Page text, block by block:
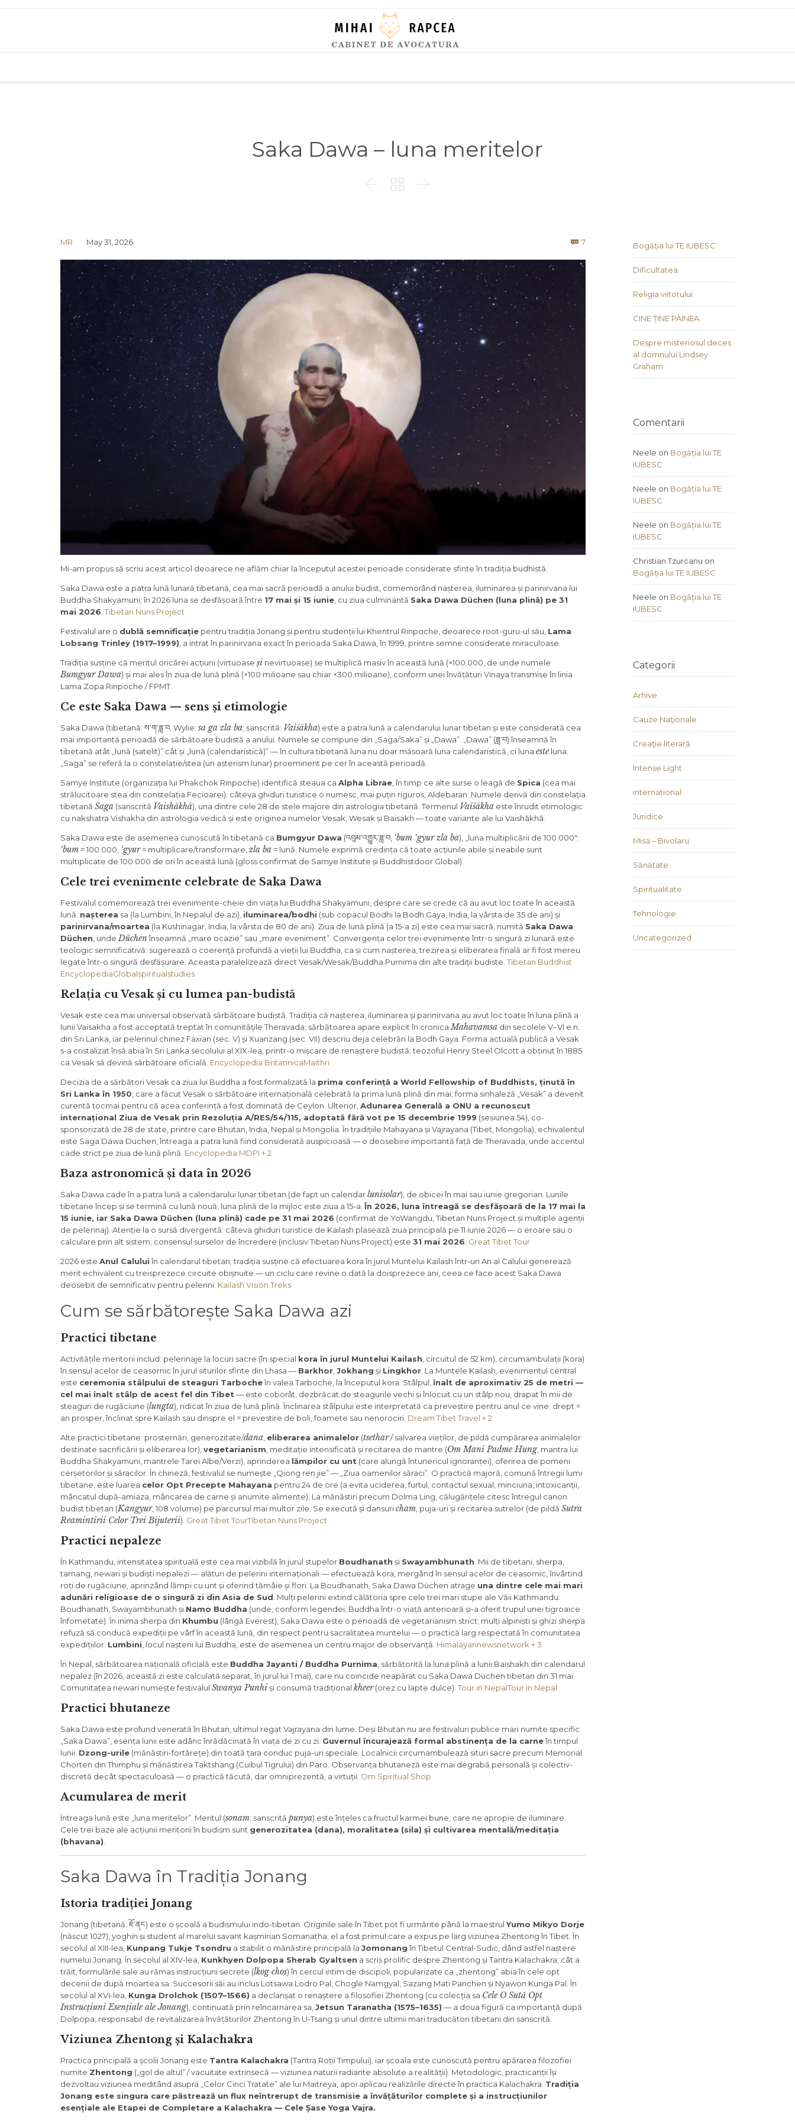
content
Saka Dawa – luna meritelor
  
MR May 31, 2026  7Comments
Mi-am propus să scriu acest articol deoarece ne aflăm chiar la începutul acestei perioade considerate sfinte în tradiția budhistă.
Saka Dawa este a patra lună lunară tibetană, cea mai sacră perioadă a anului budist, comemorând nașterea, iluminarea și parinirvana lui
Buddha Shakyamuni; în 2026 luna se desfășoară între 17 mai și 15 iunie, cu ziua culminantă Saka Dawa Düchen (luna plină) pe 31
mai 2026.Tibetan Nuns Project
Festivalul are o dublă semnificație pentru tradiția Jonang și pentru studenții lui Khentrul Rinpoche, deoarece root-guru-ul său, Lama
Lobsang Trinley (1917–1999), a intrat în parinirvana exact în perioada Saka Dawa, în 1999, printre semne considerate miraculoase.
Tradiția susține că meritul oricărei acțiuni (virtuoase și nevirtuoase) se multiplică masiv în această lună (×100.000, de unde numele
Bumgyur Dawa) și mai ales în ziua de lună plină (×100 milioane sau chiar ×300 milioane), conform unei învățături Vinaya transmise în linia
Lama Zopa Rinpoche / FPMT.
Ce este Saka Dawa — sens și etimologie
Saka Dawa (tibetană: ས་ག་ཟླ་བ, Wylie: sa ga zla ba; sanscrită: Vaiśākha) este a patra lună a calendarului lunar tibetan și este considerată cea
mai importantă perioadă de sărbătoare budistă a anului. Numele se compune din „Saga/Saka” și „Dawa”. „Dawa” (ཟླ་བ) înseamnă în
tibetană atât „lună (satelit)” cât și „lună (calendaristică)” — în cultura tibetană luna nu doar măsoară luna calendaristică, ci luna esteluna.
„Saga” se referă la o constelație/stea (un asterism lunar) proeminent pe cer în această perioadă.
Samye Institute (organizația lui Phakchok Rinpoche) identifică steaua ca Alpha Librae, în timp ce alte surse o leagă de Spica (cea mai
strălucitoare stea din constelația Fecioarei); câteva ghiduri turistice o numesc, mai puțin riguros, Aldebaran. Numele derivă din constelația
tibetană Saga (sanscrită Vaishākhā), una dintre cele 28 de stele majore din astrologia tibetană. Termenul Vaiśākha este înrudit etimologic
cu nakshatra Vishakha din astrologia vedică și este originea numelor Vesak, Wesak și Baisakh — toate variante ale lui Vaishākhā.
Saka Dawa este de asemenea cunoscută în tibetană ca Bumgyur Dawa (འབུམ་འགྱུར་ཟླ་བ, ‘bum ‘gyur zla ba), „luna multiplicării de 100.000″:
‘bum = 100.000, ‘gyur= multiplicare/transformare,zla ba = lună. Numele exprimă credința că toate acțiunile abile și neabile sunt
multiplicate de 100.000 de ori în această lună (gloss confirmat de Samye Institute și Buddhistdoor Global).
Cele trei evenimente celebrate de Saka Dawa
Festivalul comemorează trei evenimente-cheie din viața lui Buddha Shakyamuni, despre care se crede că au avut loc toate în această
lună: nașterea sa (la Lumbini, în Nepalul de azi), iluminarea/bodhi (sub copacul Bodhi la Bodh Gaya, India, la vârsta de 35 de ani) și
parinirvana/moartea (la Kushinagar, India, la vârsta de 80 de ani). Ziua de lună plină (a 15-a zi) este cea mai sacră, numită Saka Dawa
Düchen, undeDüchen înseamnă „mare ocazie” sau „mare eveniment”. Convergența celor trei evenimente într-o singură zi lunară este
teologic semnificativă: sugerează o coerență profundă a vieții lui Buddha, ca și cum nașterea, trezirea și eliberarea finală ar fi fost mereu
legate într-o singură desfășurare. Aceasta paralelizează direct Vesak/Wesak/Buddha Purnima din alte tradiții budiste.Tibetan Buddhist
EncyclopediaGlobalspiritualstudies
Relația cu Vesak și cu lumea pan-budistă
Vesak este cea mai universal observată sărbătoare budistă. Tradiția că nașterea, iluminarea și parinirvana au avut loc toate în luna plină a
lunii Vaisakha a fost acceptată treptat în comunitățile Theravada; sărbătoarea apare explicit în cronicaMahavamsa din secolele V–VI e.n.
din Sri Lanka, iar pelerinul chinez Faxian (sec. V) și Xuanzang (sec. VII) descriu deja celebrări la Bodh Gaya. Forma actuală publică a Vesak
s-a cristalizat însă abia în Sri Lanka secolului al XIX-lea, printr-o mișcare de renaștere budistă; teozoful Henry Steel Olcott a obținut în 1885
ca Vesak să devină sărbătoare oficială. Encyclopedia BritannicaMaithri
Decizia de a sărbători Vesak ca ziua lui Buddha a fost formalizată la prima conferință a World Fellowship of Buddhists, ținută în
Sri Lanka în 1950, care a făcut Vesak o sărbătoare internațională celebrată la prima lună plină din mai; forma sinhaleză „Vesak” a devenit
curentă tocmai pentru că acea conferință a fost dominată de Ceylon. Ulterior,Adunarea Generală a ONU a recunoscut
internațional Ziua de Vesak prin Rezoluția A/RES/54/115, adoptată fără vot pe 15 decembrie 1999 (sesiunea 54), co-
sponsorizată de 28 de state, printre care Bhutan, India, Nepal și Mongolia. În tradițiile Mahayana și Vajrayana (Tibet, Mongolia), echivalentul
este Saga Dawa Düchen, întreaga a patra lună fiind considerată auspicioasă — o deosebire importantă față de Theravada, unde accentul
cade strict pe ziua de lună plină. Encyclopedia MDPI + 2
Baza astronomică și data în 2026
Saka Dawa cade în a patra lună a calendarului lunar tibetan (de fapt un calendarlunisolar), de obicei în mai sau iunie gregorian. Lunile
tibetane încep și se termină cu lună nouă; luna plină de la mijloc este ziua a 15-a.În 2026, luna întreagă se desfășoară de la 17 mai la
15 iunie, iar Saka Dawa Düchen (luna plină) cade pe 31 mai 2026 (confirmat de YoWangdu, Tibetan Nuns Project și multiple agenții
de pelerinaj). Atenție la o sursă divergentă: câteva ghiduri turistice de Kailash plasează ziua principală pe 11 iunie 2026 — o eroare sau o
calculare prin alt sistem; consensul surselor de încredere (inclusiv Tibetan Nuns Project) este 31 mai 2026. Great Tibet Tour
2026 este Anul Calului în calendarul tibetan; tradiția susține că efectuarea kora în jurul Muntelui Kailash într-un An al Calului generează
merit echivalent cu treisprezece circuite obișnuite — un ciclu care revine o dată la doisprezece ani, ceea ce face acest Saka Dawa
deosebit de semnificativ pentru pelerini. Kailash Vision Treks
Cum se sărbătorește Saka Dawa azi
Practici tibetane
Activitățile meritorii includ: pelerinaje la locuri sacre (în special kora în jurul Muntelui Kailash , circuitul de 52 km), circumambulații (kora)
în sensul acelor de ceasornic în jurul siturilor sfinte din Lhasa — Barkhor Jokhang și Lingkhor . La Muntele Kailash, evenimentul central
este ceremonia stâlpului de steaguri Tarbocheîn valea Tarboche, la începutul kora. Stâlpul, înalt de aproximativ 25 de metri —
cel mai înalt stâlp de acest fel din Tibet — este coborât, dezbrăcat de steagurile vechi și înlocuit cu un stâlp nou, drapat în mii de
steaguri de rugăciune (lungta), ridicat în ziua de lună plină. Înclinarea stâlpului este interpretată ca prevestire pentru anul ce vine: drept =
an prosper, înclinat spre Kailash sau dinspre el = prevestire de boli, foamete sau nenorociri. Dream Tibet Travel + 2
Alte practici tibetane: prosternări, generozitate/dana eliberarea animalelor (tsethar/ salvarea vieților, de pildă cumpărarea animalelor
destinate sacrificării și eliberarea lor), vegetarianism , meditație intensificată și recitarea de mantre (Om Mani Padme Hung, mantra lui
Buddha Shakyamuni, mantrele Tarei Albe/Verzi), aprinderea lămpilor cu unt (care alungă întunericul ignoranței), oferirea de pomeni
cerșetorilor și săracilor. În chineză, festivalul se numește „Qiong ren jie” — „Ziua oamenilor săraci”. O practică majoră, comună întregii lumi
tibetane, este luarea celor Opt Precepte Mahayana pentru 24 de ore (a evita uciderea, furtul, contactul sexual, minciuna, intoxicanții,
mâncatul după-amiaza, mâncarea de carne și anumite alimente). La mănăstiri precum Dolma Ling, călugărițele citesc întregul canon
budist tibetan (Kangyur, 108 volume) pe parcursul mai multor zile. Se execută și dansuricham , puja-uri și recitarea sutrelor (de pildă Sutra
Reamintirii Celor Trei Bijuterii). Great Tibet TourTibetan Nuns Project
Practici nepaleze
În Kathmandu, intensitatea spirituală este cea mai vizibilă în jurul stupelor Boudhanath și Swayambhunath . Mii de tibetani, sherpa,
tamang, newari și budiști nepalezi — alături de pelerini internaționali — efectuează kora, mergând în sensul acelor de ceasornic, învârtind
roți de rugăciune, aprinzând lămpi cu unt și oferind tămâie și flori. La Boudhanath, Saka Dawa Düchen atrage una dintre cele mai mari
adunări religioase de o singură zi din Asia de Sud . Mulți pelerini extind călătoria spre cele trei mari stupe ale Văii Kathmandu:
Boudhanath, Swayambhunath și Namo Buddha (unde, conform legendei, Buddha într-o viață anterioară și-a oferit trupul unei tigroaice
înfometate). În inima sherpa din Khumbu (lângă Everest), Saka Dawa este o perioadă de vegetarianism strict; mulți alpiniști și ghizi sherpa
refuză să conducă expediții pe vârf în această lună, din respect pentru sacralitatea muntelui — o practică larg respectată în comunitatea
expedițiilor. Lumbini , locul nașterii lui Buddha, este de asemenea un centru major de observanță. Himalayannewsnetwork + 3
În Nepal, sărbătoarea națională oficială este Buddha Jayanti / Buddha Purnima , sărbătorită la luna plină a lunii Baishakh din calendarul
nepalez (în 2026, această zi este calculată separat, în jurul lui 1 mai), care nu coincide neapărat cu Saka Dawa Düchen tibetan din 31 mai.
Comunitatea newari numește festivalul Swanya Punhiși consumă tradițional kheer(orez cu lapte dulce).Tour in NepalTour in Nepal
Practici bhutaneze
Saka Dawa este profund venerată în Bhutan, ultimul regat Vajrayana din lume. Deși Bhutan nu are festivaluri publice mari numite specific
„Saka Dawa”, esența lunii este adânc înrădăcinată în viața de zi cu zi. Guvernul încurajează formal abstinența de la carneîn timpul
lunii. Dzong-urile (mănăstiri-fortărețe) din toată țara conduc puja-uri speciale. Localnicii circumambulează situri sacre precum Memorial
Chorten din Thimphu și mănăstirea Taktshang (Cuibul Tigrului) din Paro. Observanța bhutaneză este mai degrabă personală și colectiv-
discretă decât spectaculoasă — o practică tăcută, dar omniprezentă, a virtuții. Om Spiritual Shop
Acumularea de merit
Întreaga lună este „luna meritelor”. Meritul (sonam; sanscrită punya) este înțeles ca fructul karmei bune, care ne apropie de iluminare.
Cele trei baze ale acțiunii meritorii în budism sunt generozitatea (dana), moralitatea (sila) și cultivarea mentală/meditația
(bhavana)
Saka Dawa în Tradiția Jonang
Istoria tradiției Jonang
Jonang (tibetană: ཇོ་ནང) este o școală a budismului indo-tibetan. Originile sale în Tibet pot fi urmărite până la maestrulYumo Mikyo Dorje
(născut 1027), yoghin și student al marelui savant kașmirian Somanatha; el a fost primul care a expus pe larg viziunea Zhentong în Tibet. În
secolul al XIII-lea, Kunpang Tukje Tsondru a stabilit o mănăstire principală la Jomonang în Tibetul Central-Sudic, dând astfel naștere
numelui Jonang. În secolul al XIV-lea, Kunkhyen Dolpopa Sherab Gyaltsen a scris prolific despre Zhentong și Tantra Kalachakra; cât a
trăit, formulările sale au rămas instrucțiuni secrete (lkog chos) în cercul intim de discipoli, popularizate ca „zhentong” abia în cele opt
decenii de după moartea sa. Succesorii săi au inclus Lotsawa Lodro Pal, Chogle Namgyal, Sazang Mati Panchen și Nyawon Kunga Pal. În
secolul al XVI-lea, Kunga Drolchok (1507–1566) a declanșat o renaștere a filosofiei Zhentong (cu colecția sa Cele O Sută Opt
Instrucțiuni Esențiale ale Jonang), continuată prin reîncarnarea sa, Jetsun Taranatha (1575–1635) — a doua figură ca importanță după
Dolpopa, responsabil de revitalizarea învățăturilor Zhentong în U-Tsang și unul dintre ultimii mari traducători tibetani din sanscrită.
Viziunea Zhentong și Kalachakra
Practica principală a școlii Jonang este Tantra Kalachakra (Tantra Roții Timpului), iar școala este cunoscută pentru apărarea filozofiei
numite Zhentong („gol de altul” / vacuitate extrinsecă — viziunea naturii radiante absolute a realității). Metodologic, practicanții își
dezvoltau viziunea meditând asupra „Celor Cinci Tratate” ale lui Maitreya, apoi aplicau realizările directe în practica Kalachakra. Tradiția
Jonang este singura care păstrează un flux neîntrerupt de transmisie a învățăturilor complete și a instrucțiunilor
esențiale ale Etapei de Completare a Kalachakra — Cele Șase Yoga Vajra.
Bogăția lui TE IUBESC
Dificultatea
Religia viitorului
CINE ȚINE PÂINEA
Despre misteriosul deces
al domnului Lindsey
Graham
Comentarii
Neele on Bogăția lui TE
IUBESC
Neele on Bogăția lui TE
IUBESC
Neele on Bogăția lui TE
IUBESC
Christian Tzurcanu on
Bogăția lui TE IUBESC
Neele on Bogăția lui TE
IUBESC
Categorii
Arhive
Cauze Naţionale
Creaţie literară
Intense Light
international
Juridice
Misa – Bivolaru
Sănătate
Spiritualitate
Tehnologie
Uncategorized